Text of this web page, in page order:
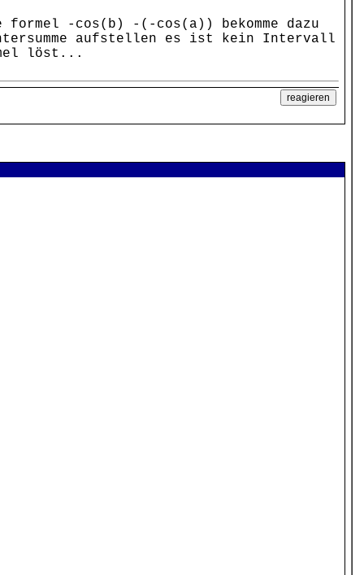
-cos(b) -(-cos(a)) bekomme dazu
aufstellen es ist kein Intervall
löst...